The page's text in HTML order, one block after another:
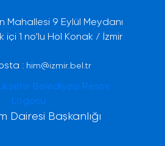
Mahallesi 9 Eylül Meydanı
içi 1 no'lu Hol Konak / İzmir
: him@izmir.bel.tr
Dairesi Başkanlığı